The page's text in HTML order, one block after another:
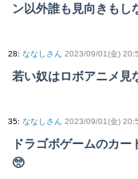
ン以外誰も見向きもし
28: ななしさん 2023/09/01(金)
若い奴はロボアニメ見
35: ななしさん 2023/09/01(金)
ドラゴボゲームのカ
🥺